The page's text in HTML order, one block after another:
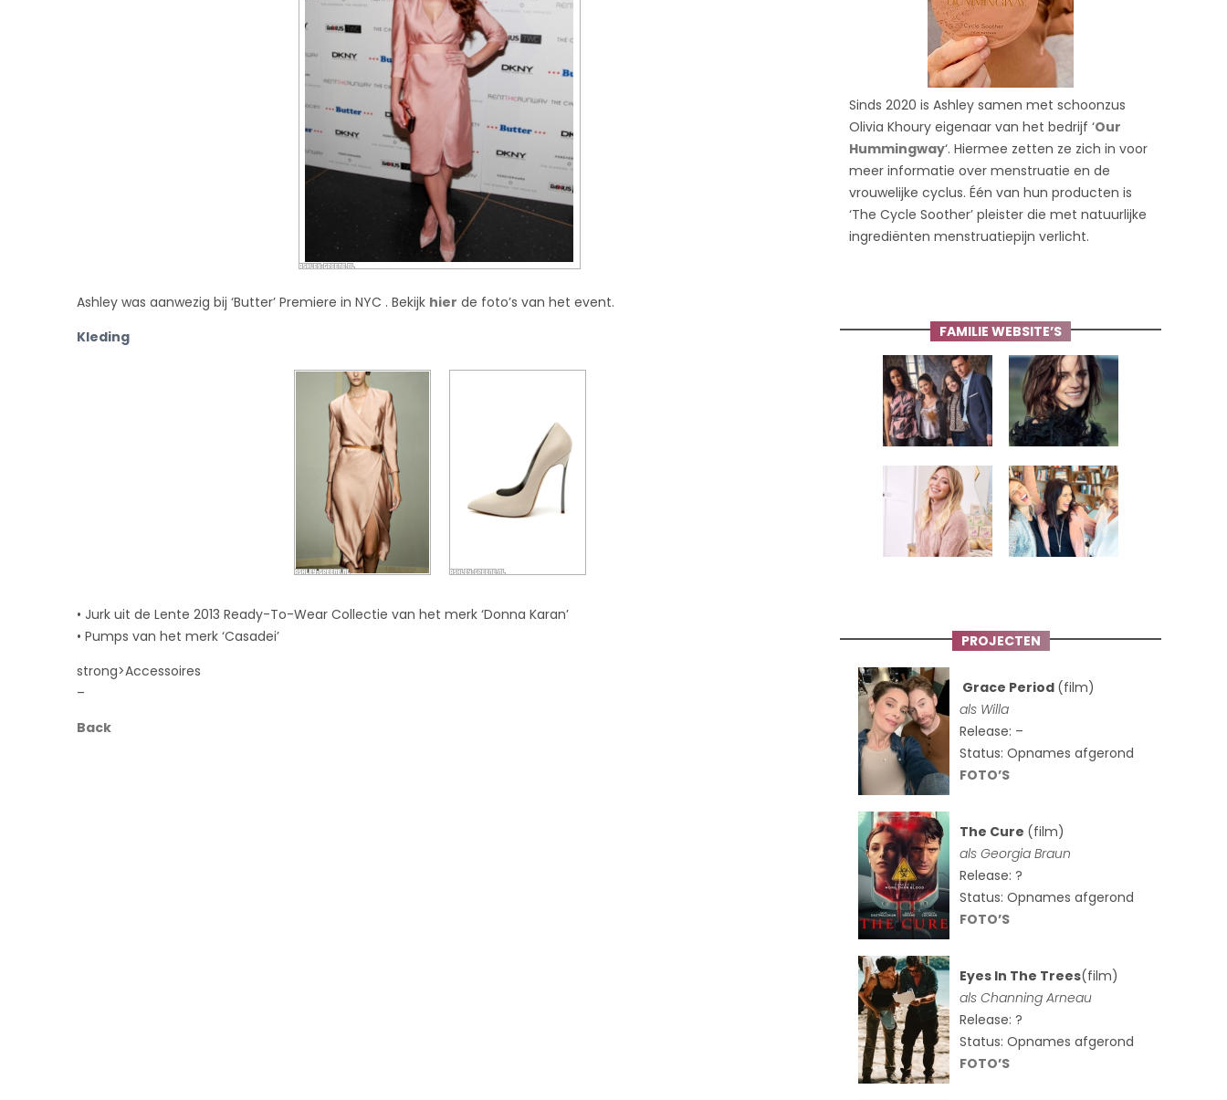
Sinds 2020 is Ashley samen met schoonzus
Olivia Khoury eigenaar van het bedrijf ‘Our
Hummingway‘. Hiermee zetten ze zich in voor
meer informatie over menstruatie en de
vrouwelijke cyclus. Één van hun producten is
‘The Cycle Soother’ pleister die met natuurlijke
ingrediënten menstruatiepijn verlicht.
FAMILIE WEBSITE’S
PROJECTEN
Grace Period (film)
als Willa
Release: –
Status: Opnames afgerond
FOTO’S
The Cure (film)
alsGeorgia Braun
Release: ?
Status: Opnames afgerond
FOTO’S
Eyes In The Trees(film)
als Channing Arneau
Release: ?
Status: Opnames afgerond
FOTO’S
Ashley was aanwezig bij ‘Butter’ Premiere in NYC . Bekijk hier de foto’s van het event.
Kleding
• Jurk uit de Lente 2013 Ready-To-Wear Collectie van het merk ‘Donna Karan’
• Pumps van het merk ‘Casadei’
strong>Accessoires
–
Back